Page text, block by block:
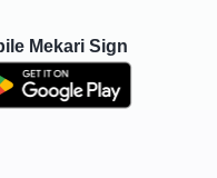
Mekari Sign